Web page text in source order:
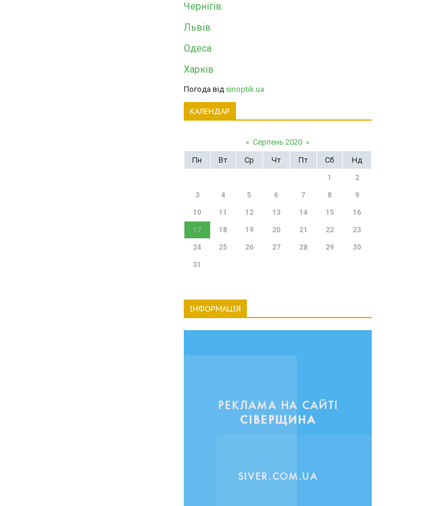
Чернігів
Львів
Одеса
Харків
Погода від sinoptik.ua
КАЛЕНДАР
« Серпень 2020 »
Пн
Вт Ср Чт Пт Сб Нд
1 2
3 4 5 6 7 8 9
10 11 12 13 14 15 16
17 18 19 20 21 22 23
24 25 26 27 28 29 30
31
ІНФОРМАЦІЯ